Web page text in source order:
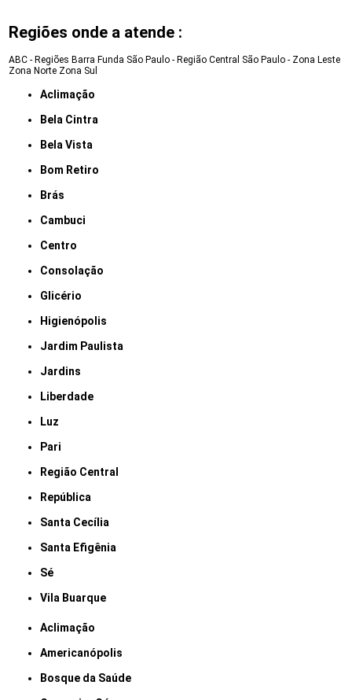
Regiões onde a atende :
ABC - Regiões Barra Funda São Paulo - Região Central São Paulo - Zona Leste
Zona Norte Zona Sul
Aclimação
Bela Cintra
Bela Vista
Bom Retiro
Brás
Cambuci
Centro
Consolação
Glicério
Higienópolis
Jardim Paulista
Jardins
Liberdade
Luz
Pari
Região Central
República
Santa Cecília
Santa Efigênia
Sé
Vila Buarque
Aclimação
Americanópolis
Bosque da Saúde